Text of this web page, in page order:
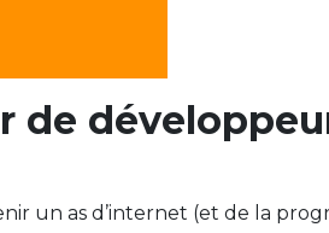
un as d’internet (et de la